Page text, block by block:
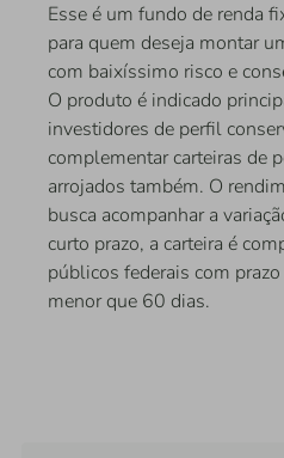
Esse é um fundo de renda
para quem deseja montar
com baixíssimo risco e
O produto é indicado
investidores de perfil
complementar carteiras de
arrojados também. O
busca acompanhar a
curto prazo, a carteira é
públicos federais com
menor que 60 dias.